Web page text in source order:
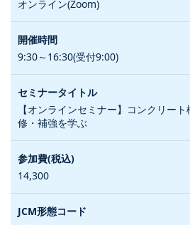
オンライン(Zoom)
9:30～16:30(受付9:00)
【オンラインセミナー】コンクリー
修・補強を学ぶ
14,300